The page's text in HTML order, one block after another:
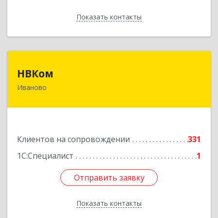
Показать контакты
Назад
НВКом
Иваново
Клиентов на сопровождении
331
1С:Специалист
1
Отправить заявку
Показать контакты
153000, Ивановская обл, Иваново г, Аптечный
Отправить заявку
Назад